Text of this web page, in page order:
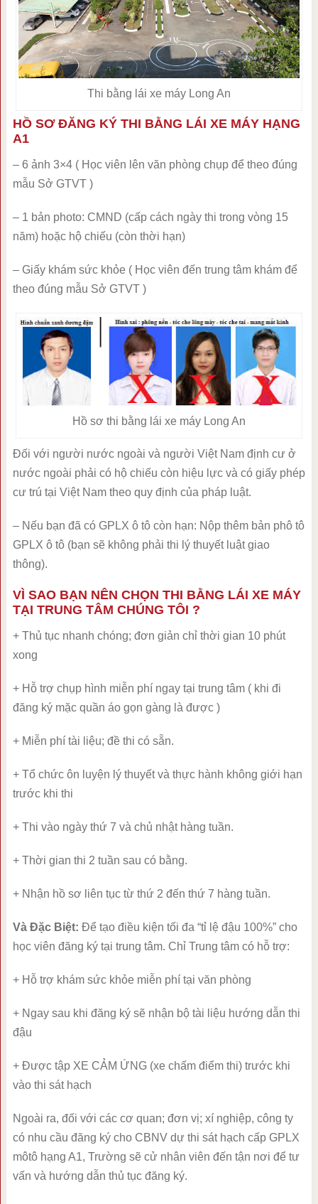
Thi bằng lái xe máy Long An
HỒ SƠ ĐĂNG KÝ THI BẰNG LÁI XE MÁY HẠNG
A1
– 6 ảnh 3×4 ( Học viên lên văn phòng chụp để theo đúng
mẫu Sở GTVT )
– 1 bản photo: CMND (cấp cách ngày thi trong vòng 15
năm) hoặc hộ chiếu (còn thời hạn)
– Giấy khám sức khỏe ( Học viên đến trung tâm khám để
theo đúng mẫu Sở GTVT )
Hồ sơ thi bằng lái xe máy Long An
Đối với người nước ngoài và người Việt Nam định cư ở
nước ngoài phải có hộ chiếu còn hiệu lực và có giấy phép
cư trú tại Việt Nam theo quy định của pháp luật.
– Nếu bạn đã có GPLX ô tô còn hạn: Nộp thêm bản phô tô
GPLX ô tô (bạn sẽ không phải thi lý thuyết luật giao
thông).
VÌ SAO BẠN NÊN CHỌN THI BẰNG LÁI XE MÁY
TẠI TRUNG TÂM CHÚNG TÔI ?
+ Thủ tục nhanh chóng; đơn giản chỉ thời gian 10 phút
xong
+ Hỗ trợ chụp hình miễn phí ngay tại trung tâm ( khi đi
đăng ký mặc quần áo gọn gàng là được )
+ Miễn phí tài liệu; đề thi có sẵn.
+ Tổ chức ôn luyện lý thuyết và thực hành không giới hạn
trước khi thi
+ Thi vào ngày thứ 7 và chủ nhật hàng tuần.
+ Thời gian thi 2 tuần sau có bằng.
+ Nhận hồ sơ liên tục từ thứ 2 đến thứ 7 hàng tuần.
Và Đặc Biệt: Để tạo điều kiện tối đa “tỉ lệ đậu 100%” cho
học viên đăng ký tại trung tâm. Chỉ Trung tâm có hỗ trợ:
+ Hỗ trợ khám sức khỏe miễn phí tại văn phòng
+ Ngay sau khi đăng ký sẽ nhận bộ tài liệu hướng dẫn thi
đậu
+ Được tập XE CẢM ỨNG (xe chấm điểm thi) trước khi
vào thi sát hạch
Ngoài ra, đối với các cơ quan; đơn vị; xí nghiệp, công ty
có nhu cầu đăng ký cho CBNV dự thi sát hạch cấp GPLX
môtô hạng A1, Trường sẽ cử nhân viên đến tận nơi để tư
vấn và hướng dẫn thủ tục đăng ký.